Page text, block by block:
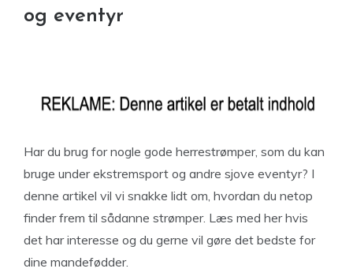
og eventyr
Har du brug for nogle gode herrestrømper, som du kan
bruge under ekstremsport og andre sjove eventyr? I
denne artikel vil vi snakke lidt om, hvordan du netop
finder frem til sådanne strømper. Læs med her hvis
det har interesse og du gerne vil gøre det bedste for
dine mandefødder.